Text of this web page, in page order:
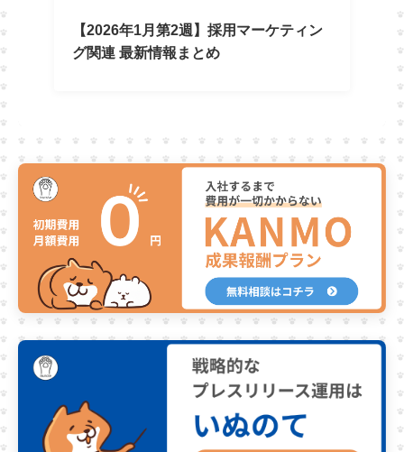
【2026年1月第2週】採用マーケティン
グ関連 最新情報まとめ